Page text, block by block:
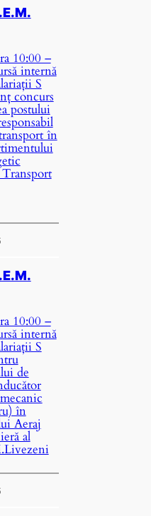
10:00 –
internă
S
concurs
postului
în
10:00 –
internă
S
de
în
Aeraj
al